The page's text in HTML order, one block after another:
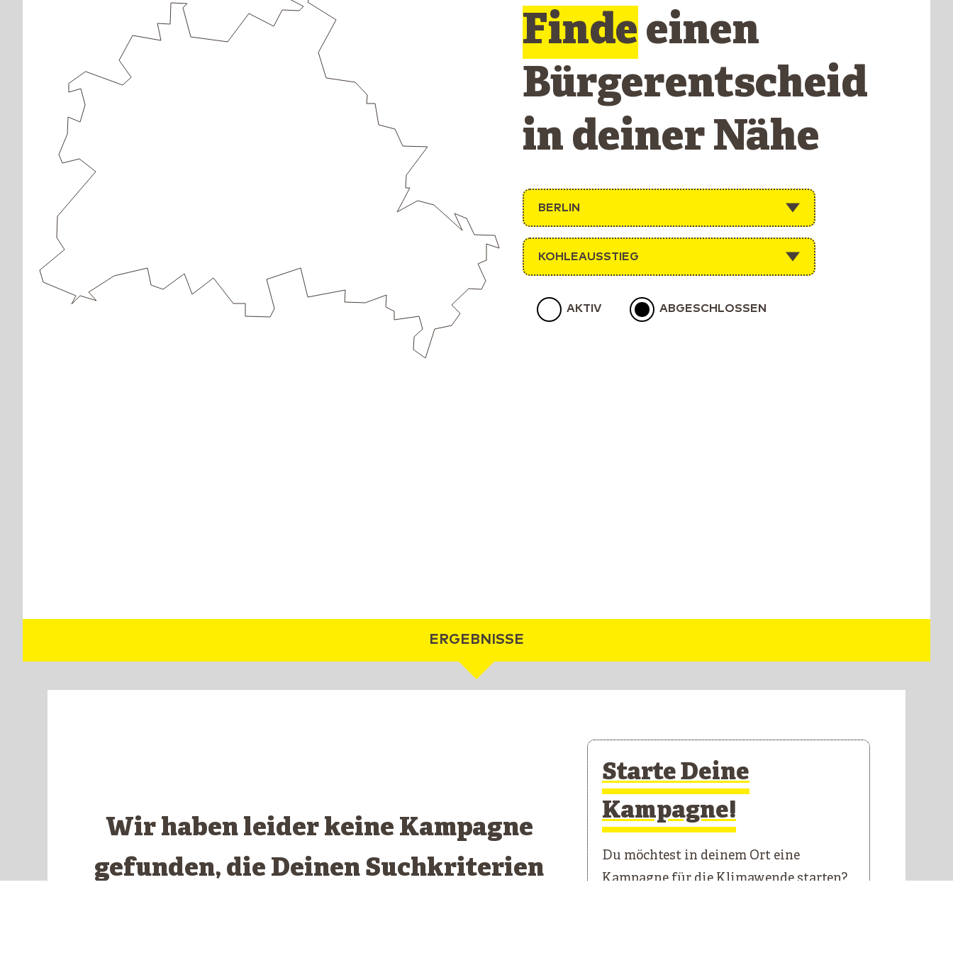
Findeeinen
Bürgerentscheid
in deiner Nähe
BERLIN
KOHLEAUSSTIEG
AKTIV ABGESCHLOSSEN
ERGEBNISSE
Wir haben leider keine Kampagne
gefunden, die Deinen Suchkriterien
Starte Deine
Kampagne!
Du möchtest in deinem Ort eine
Kampagne für die Klimawende starten?